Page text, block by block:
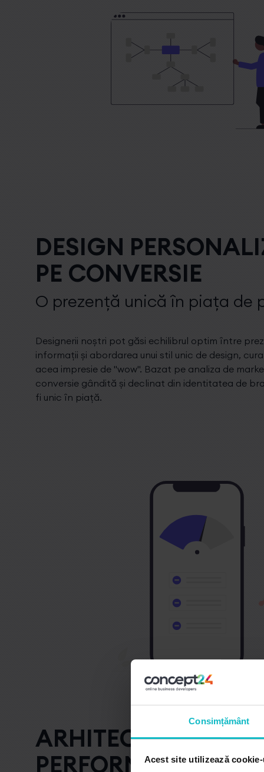
Consimțământ
Acest site utilizează
DESIGN
PE CONVERSIE
O prezență unică în piața de
Designerii noștri pot găsi echilibrul optim între
informații și abordarea unui stil unic de design,
acea impresie de "wow". Bazat pe analiza de
conversie gândită și declinat din identitatea de
fi unic în piață.
ARHITECTURĂ DE
PERFORMANTĂ